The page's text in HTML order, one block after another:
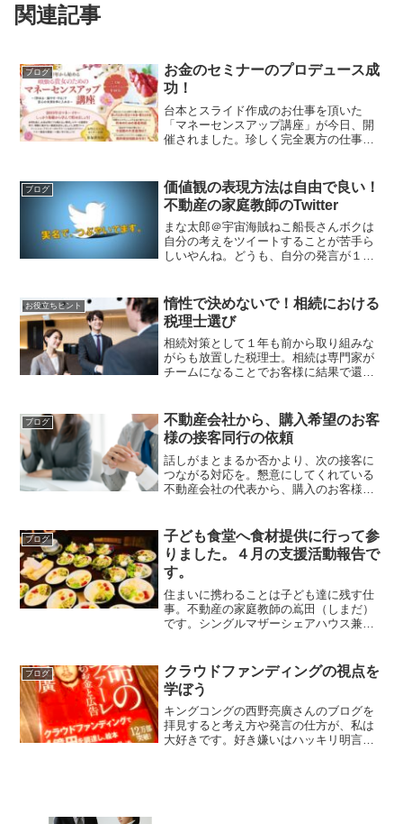
関連記事
ブログ
お金のセミナーのプロデュース成
功！
台本とスライド作成のお仕事を頂いた
「マネーセンスアップ講座」が今日、開
催されました。珍しく完全裏方の仕事だ
いて、ホッとしました。弊社が普段、ご
契約者様だけに行なってい...
ブログ
価値観の表現方法は自由で良い！
不動産の家庭教師のTwitter
まな太郎＠宇宙海賊ねこ船長さんボクは
自分の考えをツイートすることが苦手ら
しいやんね。どうも、自分の発言が１０
くで！ｰｰｰｰｰｰｰｰｰｰｰｰｰｰｰｰセロから１を生
み出すのが...
お役立ちヒント
惰性で決めないで！相続における
税理士選び
相続対策として１年も前から取り組みな
がらも放置した税理士。相続は専門家が
チームになることでお客様に結果で還元
止することができます。
ブログ
不動産会社から、購入希望のお客
様の接客同行の依頼
話しがまとまるか否かより、次の接客に
つながる対応を。懇意にしてくれている
不動産会社の代表から、購入のお客様の
に対応するお話し。ですが、今回はスポ
ットでのご依頼です。一回...
ブログ
子ども食堂へ食材提供に行って参
りました。４月の支援活動報告で
す。
住まいに携わることは子ども達に残す仕
事。不動産の家庭教師の嶌田（しまだ）
です。シングルマザーシェアハウス兼子
お届けに行くとともに、他の食材リクエ
ストをその場で発...
ブログ
クラウドファンディングの視点を
学ぼう
キングコングの西野亮廣さんのブログを
拝見すると考え方や発言の仕方が、私は
大好きです。好き嫌いはハッキリ明言す